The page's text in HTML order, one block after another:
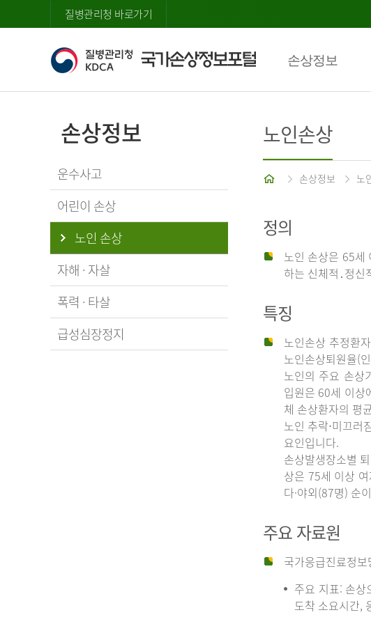
질병관리청 바로가기
손상정보
손상정보
운수사고
어린이 손상
노인 손상
자해 · 자살
폭력 · 타살
급성심장정지
노인손상
홈 손상정보 노
정의
노인 손상은 65세
하는 신체적․정신
특징
노인손상 추정환
노인손상퇴원율(
노인의 주요 손상
입원은 60세 이상
체 손상환자의 평
노인 추락⋅미끄러
요인입니다.
손상발생장소별
상은 75세 이상
다·야외(87명) 순
주요 자료원
국가응급진료정보
주요 지표: 손
도착 소요시간,